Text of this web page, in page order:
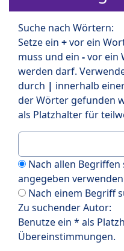
Suche nach Wörtern:
Setze ein +vor ein
muss und ein -vor ein
werden darf.
durch | innerhalb
der Wörter gefunden
als Platzhalter für
Nach allen
angegeben verwenden
Nach einem Begriff
Zu suchender Autor:
Benutze ein * als
Übereinstimmungen.